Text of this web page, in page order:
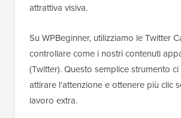
attrattiva visiva.
Su WPBeginner, utilizziamo le Twitter
controllare come i nostri contenuti
(Twitter). Questo semplice strumento
attirare l'attenzione e ottenere più clic
lavoro extra.